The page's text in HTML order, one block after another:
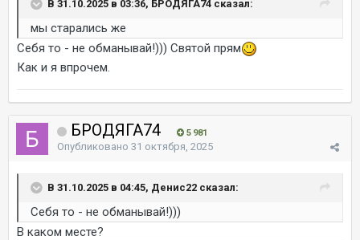
В 31.10.2025 в 03:36, БРОДЯГА74 сказал:
мы старались же
Себя то - не обманывай!))) Святой прям
Как и я впрочем.
БРОДЯГА74 5 981
Опубликовано 31 октября, 2025
В 31.10.2025 в 04:45, Денис22 сказал:
Себя то - не обманывай!)))
В каком месте?